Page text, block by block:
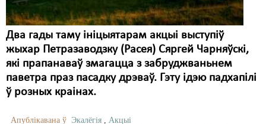
Два гады таму ініцыятарам акцыі выступіў
жыхар Петразаводзку (Расея) Сяргей Чарняўскі,
які прапанаваў змагацца з забруджваньнем
паветра праз пасадку дрэваў. Гэту ідэю падхапілі
ў розных краінах.
Апублікавана ў Экалёгія , Акцыі